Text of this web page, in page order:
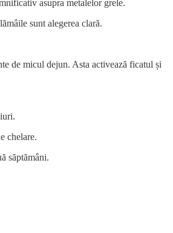
asupra metalelor grele.
sunt alegerea clară.
de micul dejun. Asta activează ficatul și
chelare.
săptămâni.